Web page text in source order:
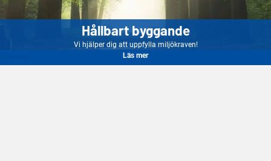
Hållbart byggande
Vi hjälper dig att uppfylla miljökraven!
Läs mer